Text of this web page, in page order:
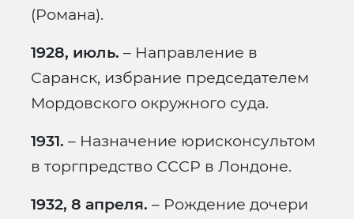
(Романа).
1928, июль. – Направление в
Саранск, избрание председателем
Мордовского окружного суда.
1931. – Назначение юрисконсультом
в торгпредство СССР в Лондоне.
1932, 8 апреля. – Рождение дочери